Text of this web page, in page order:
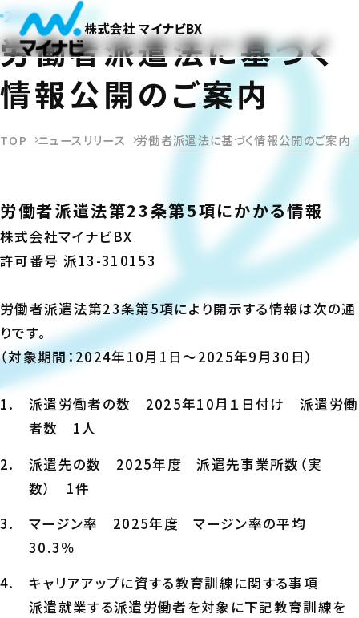
株式会社 マイナビBX
2025.12.17
労働者派遣法に基づく
情報公開のご案内
TOP ニュースリリース 労働者派遣法に基づく情報公開のご案内
労働者派遣法第23条第5項にかかる情報
株式会社マイナビBX
許可番号 派13-310153
労働者派遣法第23条第5項により開示する情報は次の通
りです。
（対象期間：2024年10月1日～2025年9月30日）
派遣労働者の数 2025年10月１日付け 派遣労働
者数 1人
派遣先の数 2025年度 派遣先事業所数（実
数） 1件
マージン率 2025年度 マージン率の平均
30.3％
キャリアアップに資する教育訓練に関する事項
派遣就業する派遣労働者を対象に下記教育訓練を